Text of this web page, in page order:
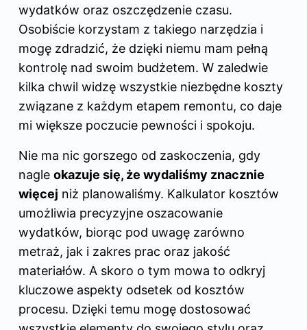
wydatków oraz oszczędzenie czasu.
Osobiście korzystam z takiego narzędzia i
mogę zdradzić, że dzięki niemu mam pełną
kontrolę nad swoim budżetem. W zaledwie
kilka chwil widzę wszystkie niezbędne koszty
związane z każdym etapem remontu, co daje
mi większe poczucie pewności i spokoju.
Nie ma nic gorszego od zaskoczenia, gdy
nagle okazuje się, że wydaliśmy znacznie
więcej niż planowaliśmy. Kalkulator kosztów
umożliwia precyzyjne oszacowanie
wydatków, biorąc pod uwagę zarówno
metraż, jak i zakres prac oraz jakość
materiałów. A skoro o tym mowa to odkryj
kluczowe aspekty odsetek od kosztów
procesu. Dzięki temu mogę dostosować